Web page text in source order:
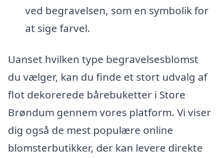
ved begravelsen, som en symbolik for
at sige farvel.
Uanset hvilken type begravelsesblomst
du vælger, kan du finde et stort udvalg af
flot dekorerede bårebuketter i Store
Brøndum gennem vores platform. Vi viser
dig også de mest populære online
blomsterbutikker, der kan levere direkte